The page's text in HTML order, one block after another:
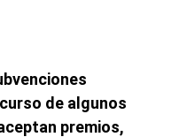
de algunos
premios,